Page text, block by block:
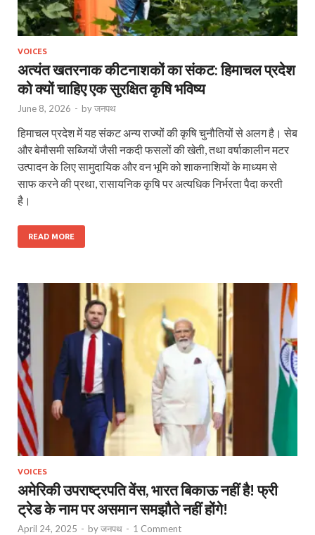
VOICES
अत्यंत खतरनाक कीटनाशकों का संकट: हिमाचल प्रदेश
को क्यों चाहिए एक सुरक्षित कृषि भविष्य
June 8, 2026 - byजनपथ
हिमाचल प्रदेश में यह संकट अन्य राज्यों की कृषि चुनौतियों से अलग है। सेब
और बेमौसमी सब्जियों जैसी नकदी फसलों की खेती, तथा वर्षाकालीन मटर
उत्पादन के लिए सामुदायिक और वन भूमि को शाकनाशियों के माध्यम से
साफ करने की प्रथा, रासायनिक कृषि पर अत्यधिक निर्भरता पैदा करती
है।
READ MORE
VOICES
अमेरिकी उपराष्ट्रपति वेंस, भारत बिकाऊ नहीं है! फ्री
ट्रेड के नाम पर असमान समझौते नहीं होंगे!
April 24, 2025 - byजनपथ - 1 Comment